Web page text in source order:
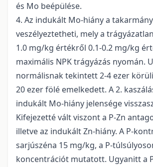
és Mo beépülése.
4. Az indukált Mo-hiány a
veszélyeztetheti, mely a
1.0 mg/kg értékről 0.1-0.2 mg/kg
maximális NPK trágyázás nyomán.
normálisnak tekintett 2-4 ezer
20 ezer fölé emelkedett. A 2.
indukált Mo-hiány jelensége
Kifejezetté vált viszont a P-Zn
illetve az indukált Zn-hiány. A P-
sarjúszéna 15 mg/kg, a P-
koncentrációt mutatott. Ugyanitt a